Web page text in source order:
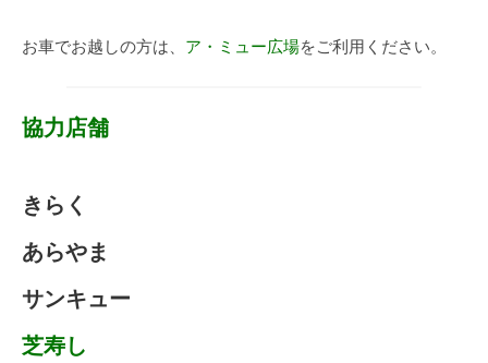
お車でお越しの方は、 ア・ミュー広場をご利用ください。
協力店舗
きらく
あらやま
サンキュー
芝寿し